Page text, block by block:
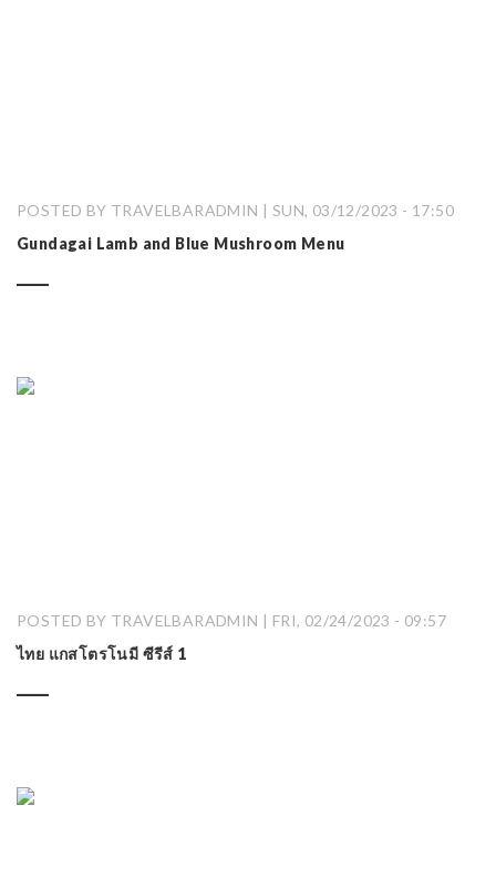
POSTED BY TRAVELBARADMIN | SUN, 03/12/2023 - 17:50
Gundagai Lamb and Blue Mushroom Menu
POSTED BY TRAVELBARADMIN | FRI, 02/24/2023 - 09:57
ไทย แกสโตรโนมี ซีรีส์ 1